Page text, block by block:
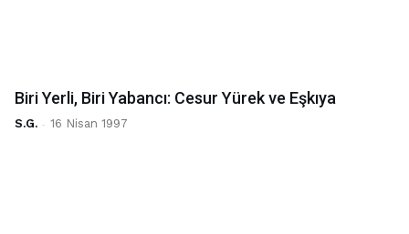
Biri Yerli, Biri Yabancı: Cesur Yürek ve Eşkıya
S.G. - 16 Nisan 1997